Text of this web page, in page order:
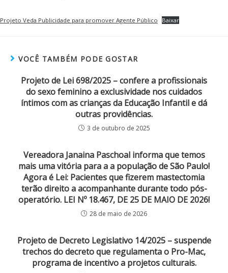
Projeto Veda Publicidade para promover Agente Público Baixar
VOCÊ TAMBÉM PODE GOSTAR
Projeto de Lei 698/2025 – confere a profissionais
do sexo feminino a exclusividade nos cuidados
íntimos com as crianças da Educação Infantil e dá
outras providências.
3 de outubro de 2025
Vereadora Janaina Paschoal informa que temos
mais uma vitória para a a população de São Paulo!
Agora é Lei: Pacientes que fizerem mastectomia
terão direito a acompanhante durante todo pós-
operatório. LEI Nº 18.467, DE 25 DE MAIO DE 2026!
28 de maio de 2026
Projeto de Decreto Legislativo 14/2025 – suspende
trechos do decreto que regulamenta o Pro-Mac,
programa de incentivo a projetos culturais.